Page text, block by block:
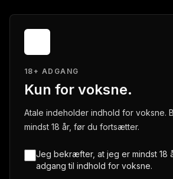
18+ ADGANG
Kun for voksne.
Atale indeholder indhold for voksne.
mindst 18 år, før du fortsætter.
Jeg bekræfter, at jeg er mindst 18
adgang til indhold for voksne.